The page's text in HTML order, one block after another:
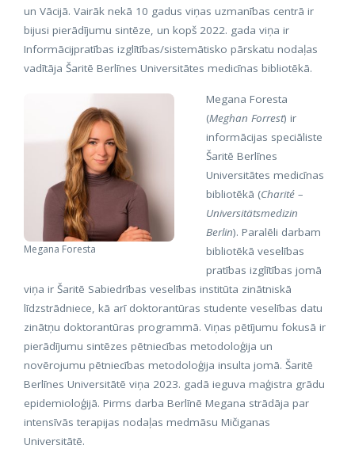
un Vācijā. Vairāk nekā 10 gadus viņas uzmanības centrā ir
bijusi pierādījumu sintēze, un kopš 2022. gada viņa ir
Informācijpratības izglītības/sistemātisko pārskatu nodaļas
vadītāja Šaritē Berlīnes Universitātes medicīnas bibliotēkā.
Megana Foresta
Megana Foresta
(Meghan Forrest) ir
informācijas speciāliste
Šaritē Berlīnes
Universitātes medicīnas
bibliotēkā (Charité –
Universitätsmedizin
Berlin). Paralēli darbam
bibliotēkā veselības
pratības izglītības jomā
viņa ir Šaritē Sabiedrības veselības institūta zinātniskā
līdzstrādniece, kā arī doktorantūras studente veselības datu
zinātņu doktorantūras programmā. Viņas pētījumu fokusā ir
pierādījumu sintēzes pētniecības metodoloģija un
novērojumu pētniecības metodoloģija insulta jomā. Šaritē
Berlīnes Universitātē viņa 2023. gadā ieguva maģistra grādu
epidemioloģijā. Pirms darba Berlīnē Megana strādāja par
intensīvās terapijas nodaļas medmāsu Mičiganas
Universitātē.